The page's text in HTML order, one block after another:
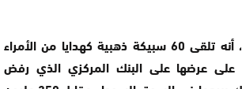
وكشف أحمد أويحيى، أنه تلقى 60 سبيكة ذهبية كهدايا من الأمراء
على عرضها على البنك المركزي الذي رفض